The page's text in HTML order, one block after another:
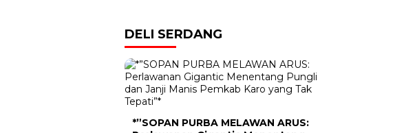
DELI SERDANG
*”SOPAN PURBA MELAWAN ARUS: